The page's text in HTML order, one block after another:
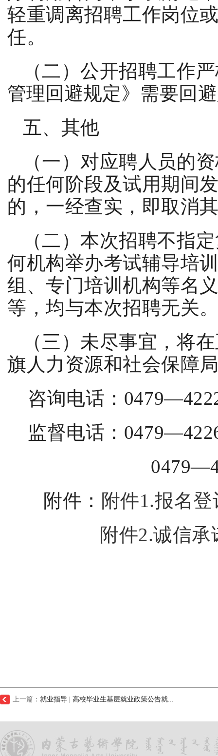
轻重调离招聘工作岗位
任。
（二）公开招聘工作
管理回避规定》 需要回
五、其他
（一 ）对应聘人员的
的任何阶段及试用期间
的，一经查实，即取消
（二 ）本次招聘不指
何机构举办考试辅导培
组、专门培训机构等名
等，均与本次招聘无关
（ 三 ）未尽事宜，将
旗人力资源和社会保障
咨询电话：
监督电话： 0479—42
附件： 附件1.报名
附件2.诚信承
上一篇： 就业指导 | 高校毕业生基层就业政策公告就...